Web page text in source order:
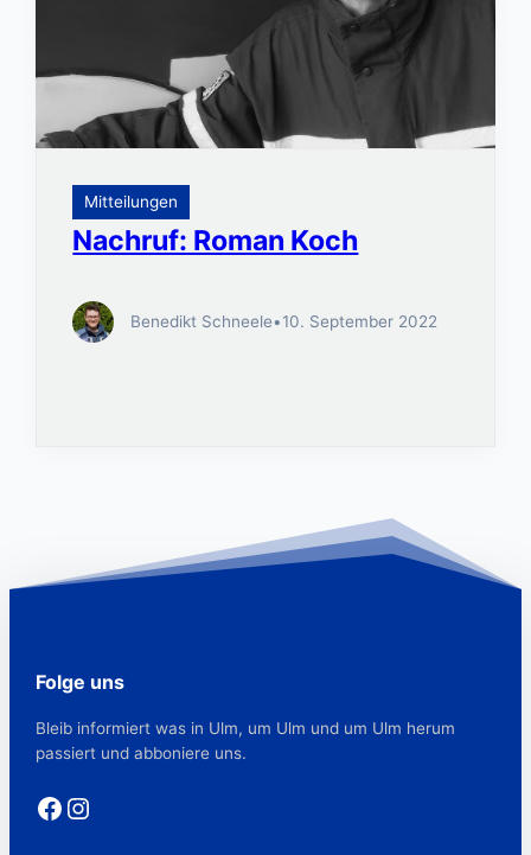
Mitteilungen
Nachruf: Roman Koch
Benedikt Schneele•10. September 2022
Folge uns
Bleib informiert was in Ulm, um Ulm und um Ulm herum
passiert und abboniere uns.
Facebook Instagram